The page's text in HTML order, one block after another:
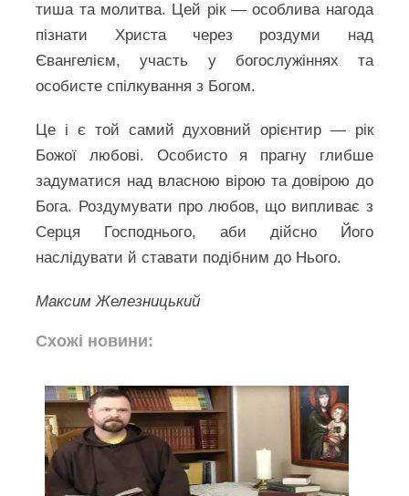
тиша та молитва. Цей рік — особлива нагода
пізнати Христа через роздуми над
Євангелієм, участь у богослужіннях та
особисте спілкування з Богом.
Це і є той самий духовний орієнтир — рік
Божої любові. Особисто я прагну глибше
задуматися над власною вірою та довірою до
Бога. Роздумувати про любов, що випливає з
Серця Господнього, аби дійсно Його
наслідувати й ставати подібним до Нього.
Максим Железницький
Схожі новини: